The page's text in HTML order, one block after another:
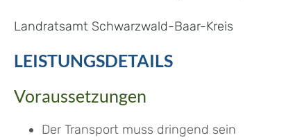
Landratsamt Schwarzwald-Baar-Kreis
LEISTUNGSDETAILS
Voraussetzungen
Der Transport muss dringend sein